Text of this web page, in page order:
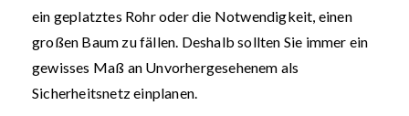
ein geplatztes Rohr oder die Notwendigkeit, einen
großen Baum zu fällen. Deshalb sollten Sie immer ein
gewisses Maß an Unvorhergesehenem als
Sicherheitsnetz einplanen.